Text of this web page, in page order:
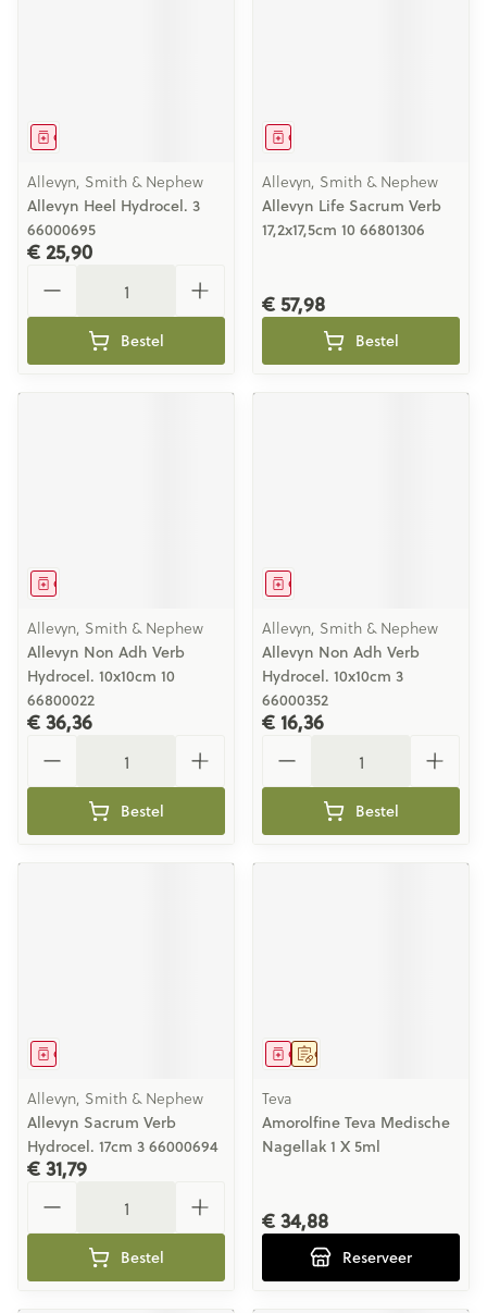
Geneesmiddel
Allevyn, Smith & Nephew
Allevyn Heel Hydrocel. 3
66000695
€ 25,90
Bestel
Geneesmiddel
Allevyn, Smith & Nephew
Allevyn Life Sacrum Verb
17,2x17,5cm 10 66801306
€ 57,98
Bestel
Geneesmiddel
Allevyn, Smith & Nephew
Allevyn Non Adh Verb
Hydrocel. 10x10cm 10
66800022
€ 36,36
Bestel
Geneesmiddel
Allevyn, Smith & Nephew
Allevyn Non Adh Verb
Hydrocel. 10x10cm 3
66000352
€ 16,36
Bestel
Geneesmiddel
Allevyn, Smith & Nephew
Allevyn Sacrum Verb
Hydrocel. 17cm 3 66000694
€ 31,79
Bestel
Op voorschrift
Geneesmiddel
Teva
Amorolfine Teva Medische
Nagellak 1 X 5ml
€ 34,88
Reserveer